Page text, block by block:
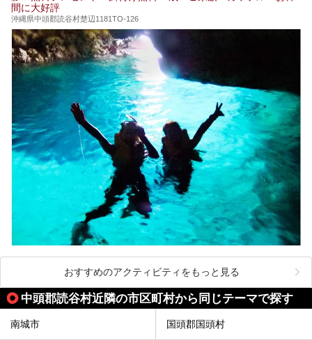
間に大好評
沖縄県中頭郡読谷村楚辺1181TO-126
おすすめのアクティビティをもっと見る
中頭郡読谷村近隣の市区町村から同じテーマで探す
南城市 国頭郡国頭村